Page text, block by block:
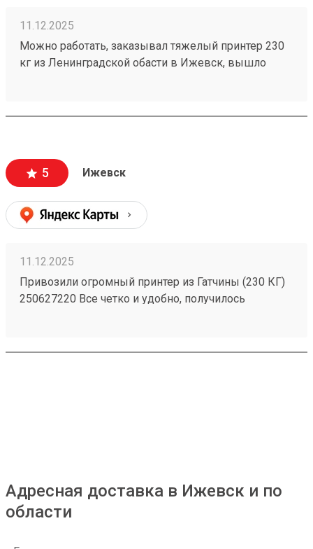
11.12.2025
Можно работать, заказывал тяжелый принтер 230
кг из Ленинградской обасти в Ижевск, вышло
(250627220)
5 Ижевск
11.12.2025
Привозили огромный принтер из Гатчины (230 КГ)
250627220 Все четко и удобно, получилось
Адресная доставка в Ижевск и по
области